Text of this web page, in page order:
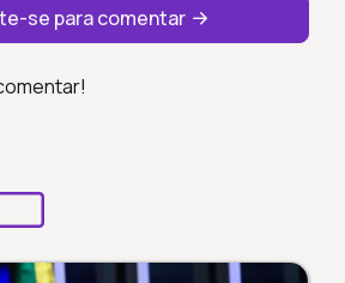
se para comentar